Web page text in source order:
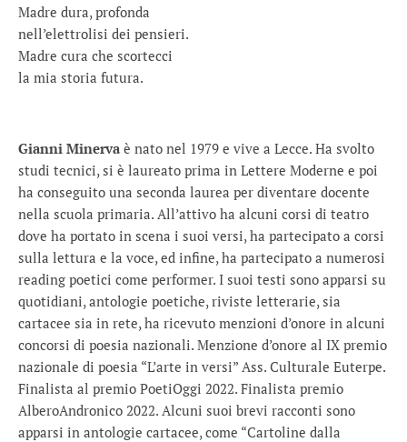
Madre dura, profonda
nell’elettrolisi dei pensieri.
Madre cura che scortecci
la mia storia futura.
Gianni Minerva è nato nel 1979 e vive a Lecce. Ha svolto
studi tecnici, si è laureato prima in Lettere Moderne e poi
ha conseguito una seconda laurea per diventare docente
nella scuola primaria. All’attivo ha alcuni corsi di teatro
dove ha portato in scena i suoi versi, ha partecipato a corsi
sulla lettura e la voce, ed infine, ha partecipato a numerosi
reading poetici come performer. I suoi testi sono apparsi su
quotidiani, antologie poetiche, riviste letterarie, sia
cartacee sia in rete, ha ricevuto menzioni d’onore in alcuni
concorsi di poesia nazionali. Menzione d’onore al IX premio
nazionale di poesia “L’arte in versi” Ass. Culturale Euterpe.
Finalista al premio PoetiOggi 2022. Finalista premio
AlberoAndronico 2022. Alcuni suoi brevi racconti sono
apparsi in antologie cartacee, come “Cartoline dalla